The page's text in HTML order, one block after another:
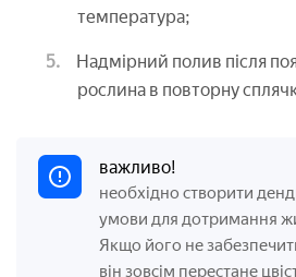
температура;
Надмірний полив після
рослина в повторну
важливо!
необхідно створити
умови для дотримання
Якщо його не
він зовсім перестане